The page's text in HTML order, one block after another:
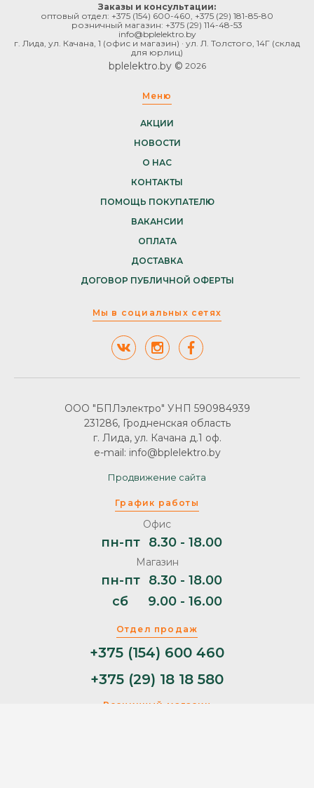
Заказы и консультации:
оптовый отдел: +375 (154) 600-460 +375 (29) 181-85-80
розничный магазин: +375 (29) 114-48-53
info@bplelektro.by
г. Лида, ул. Качана, 1 (офис и магазин) · ул. Л. Толстого, 14Г (склад
для юрлиц)
bplelektro.by © 2026
Меню
АКЦИИ
НОВОСТИ
О НАС
КОНТАКТЫ
ПОМОЩЬ ПОКУПАТЕЛЮ
ВАКАНСИИ
ОПЛАТА
ДОСТАВКА
ДОГОВОР ПУБЛИЧНОЙ ОФЕРТЫ
Мы в социальных сетях
Отдел продаж
+375 (154) 600 460
+375 (29) 18 18 580
Розничный магазин
График работы
Офис
пн-пт 8.30 - 18.00
Магазин
пн-пт
8.30 - 18.00
сб
9.00 - 16.00
ООО "БПЛэлектро" УНП 590984939
231286, Гродненская область
г. Лида, ул. Качана д.1 оф.
e-mail: info@bplelektro.by
Продвижение сайта